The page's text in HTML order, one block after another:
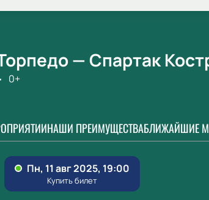
— Спартак
0+
НАШИ ПРЕИМУЩЕСТВАБЛИЖАЙШИЕ